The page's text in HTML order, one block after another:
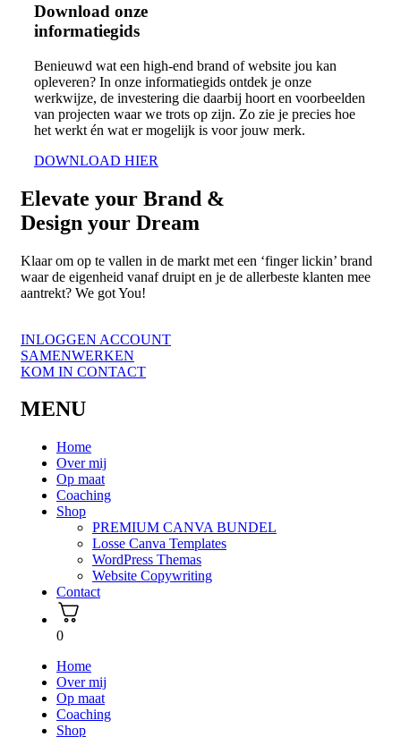
Download onze
informatiegids
Benieuwd wat een high-end brand of website jou kan
opleveren? In onze informatiegids ontdek je onze
werkwijze, de investering die daarbij hoort en voorbeelden
van projecten waar we trots op zijn. Zo zie je precies hoe
het werkt én wat er mogelijk is voor jouw merk.
DOWNLOAD HIER
Elevate your Brand &
Design your Dream
Klaar om op te vallen in de markt met een ‘finger lickin’ brand
waar de eigenheid vanaf druipt en je de allerbeste klanten mee
aantrekt? We got You!
INLOGGEN ACCOUNT
SAMENWERKEN
KOM IN CONTACT
MENU
Home
Over mij
Op maat
Coaching
Shop
PREMIUM CANVA BUNDEL
Losse Canva Templates
WordPress Themas
Website Copywriting
Contact
0
Home
Over mij
Op maat
Coaching
Shop